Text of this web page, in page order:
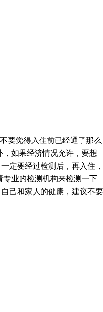
要觉得入住前已经通了那么
，如果经济情况允许，要想
定要经过检测后，再入住，
专业的检测机构来检测一下
己和家人的健康，建议不要